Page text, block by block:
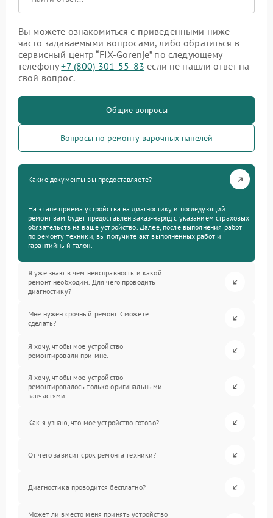
Вы можете ознакомиться с приведенными ниже
часто задаваемыми вопросами, либо обратиться в
сервисный центр “FIX-Gorenje” по следующему
телефону+7 (800) 301-55-83 если не нашли ответ на
свой вопрос.
Общие вопросы
Вопросы по ремонту варочных панелей
Какие документы вы предоставляете?
На этапе приема устройства на диагностику и последующий
ремонт вам будет предоставлен заказ-наряд с указанием страховых
обязательств на ваше устройство. Далее, после выполнения работ
по ремонту техники, вы получите акт выполненных работ и
гарантийный талон.
Я уже знаю в чем неисправность и какой
ремонт необходим. Для чего проводить
диагностику?
Мне нужен срочный ремонт. Сможете
сделать?
Я хочу, чтобы мое устройство
ремонтировали при мне.
Я хочу, чтобы мое устройство
ремонтировалось только оригинальными
запчастями.
Как я узнаю, что мое устройство готово?
От чего зависит срок ремонта техники?
Диагностика проводится бесплатно?
Может ли вместо меня принять устройство